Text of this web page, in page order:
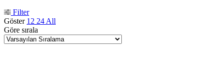
Filter
Göster 12 24 All
Göre sırala